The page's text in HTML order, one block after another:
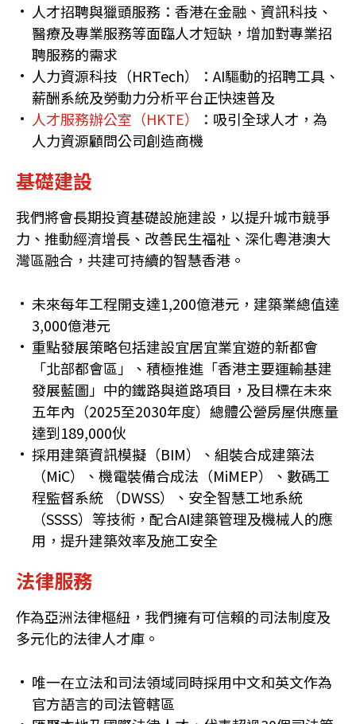
人才招聘與獵頭服務：香港在金融、資訊科技、
醫療及專業服務等面臨人才短缺，增加對專業招
聘服務的需求
人力資源科技（HRTech）：AI驅動的招聘工具、
薪酬系統及勞動力分析平台正快速普及
人才服務辦公室（HKTE）
：吸引全球人才，為
人力資源顧問公司創造商機
基礎建設
我們將會長期投資基礎設施建設，以提升城市競爭
力、推動經濟增長、改善民生福祉、深化粵港澳大
灣區融合，共建可持續的智慧香港。
未來每年工程開支達1,200億港元，建築業總值達
3,000億港元
重點發展策略包括建設宜居宜業宜遊的新都會
「北部都會區」、積極推進「香港主要運輸基建
發展藍圖」中的鐵路與道路項目，及目標在未來
五年內（2025至2030年度）總體公營房屋供應量
達到189,000伙
採用建築資訊模擬（BIM）、組裝合成建築法
（MiC）、機電裝備合成法（MiMEP）、數碼工
程監督系統 （DWSS）、安全智慧工地系統
（SSSS）等技術，配合AI建築管理及機械人的應
用，提升建築效率及施工安全
法律服務
作為亞洲法律樞紐，我們擁有可信賴的司法制度及
多元化的法律人才庫。
唯一在立法和司法領域同時採用中文和英文作為
官方語言的司法管轄區